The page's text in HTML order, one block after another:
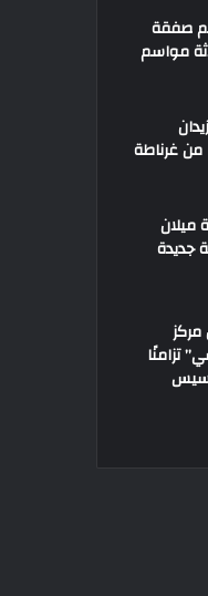
صفقة
مواسم
غرناطة
ميلان
جديدة
مركز
تزامنًا
الـ80 لتأسيس